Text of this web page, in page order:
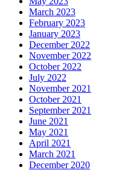
March 2023
February 2023
January 2023
December 2022
November 2022
October 2022
July 2022
November 2021
October 2021
September 2021
June 2021
May 2021
April 2021
March 2021
December 2020